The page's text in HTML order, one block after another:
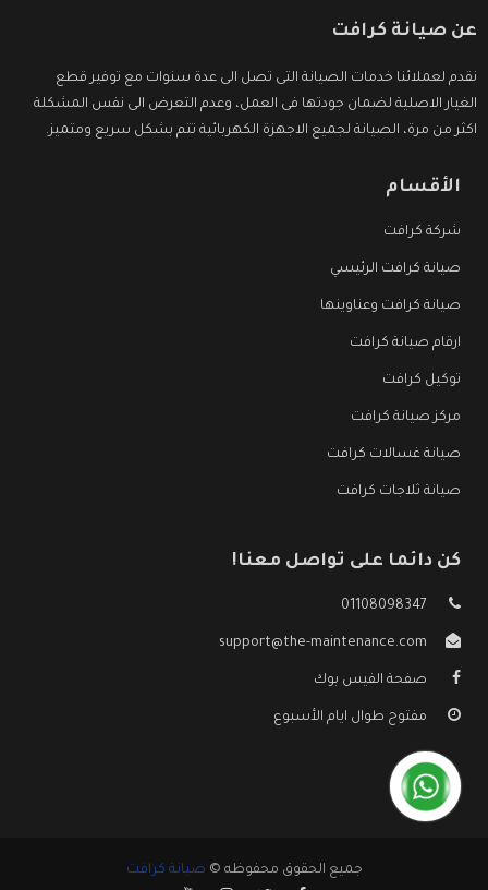
عن صيانة كرافت
نقدم لعملائنا خدمات الصيانة التى تصل الى عدة سنوات مع توفير قطع
الغيار الاصلية لضمان جودتها فى العمل، وعدم التعرض الى نفس المشكلة
اكثر من مرة، الصيانة لجميع الاجهزة الكهربائية تتم بشكل سريع ومتميز.
الأقسام
شركة كرافت
صيانة كرافت الرئيسي
صيانة كرافت وعناوينها
ارقام صيانة كرافت
توكيل كرافت
مركز صيانة كرافت
صيانة غسالات كرافت
صيانة ثلاجات كرافت
كن دائما على تواصل معنا!
01108098347
support@the-maintenance.com
صفحة الفيس بوك
مفتوح طوال ايام الأسبوع
جميع الحقوق محفوظه © صيانة كرافت